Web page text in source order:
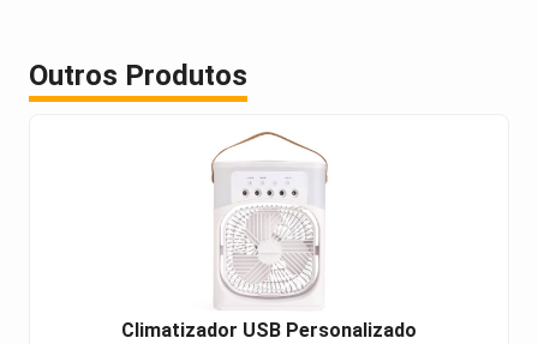
Outros Produtos
Climatizador USB Personalizado